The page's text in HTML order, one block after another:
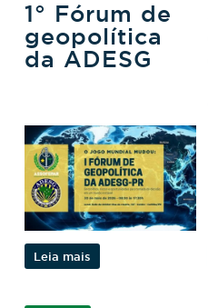
1° Fórum de
geopolítica
da ADESG
Leia mais